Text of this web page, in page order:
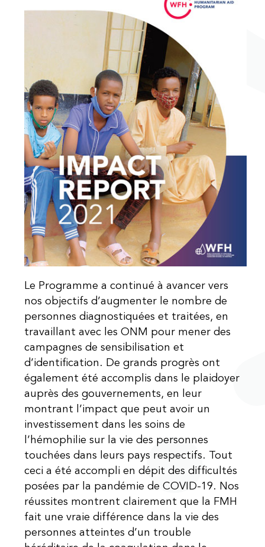
Le Programme a continué à avancer vers
nos objectifs d’augmenter le nombre de
personnes diagnostiquées et traitées, en
travaillant avec les ONM pour mener des
campagnes de sensibilisation et
d’identification. De grands progrès ont
également été accomplis dans le plaidoyer
auprès des gouvernements, en leur
montrant l’impact que peut avoir un
investissement dans les soins de
l’hémophilie sur la vie des personnes
touchées dans leurs pays respectifs. Tout
ceci a été accompli en dépit des difficultés
posées par la pandémie de COVID-19. Nos
réussites montrent clairement que la FMH
fait une vraie différence dans la vie des
personnes atteintes d’un trouble